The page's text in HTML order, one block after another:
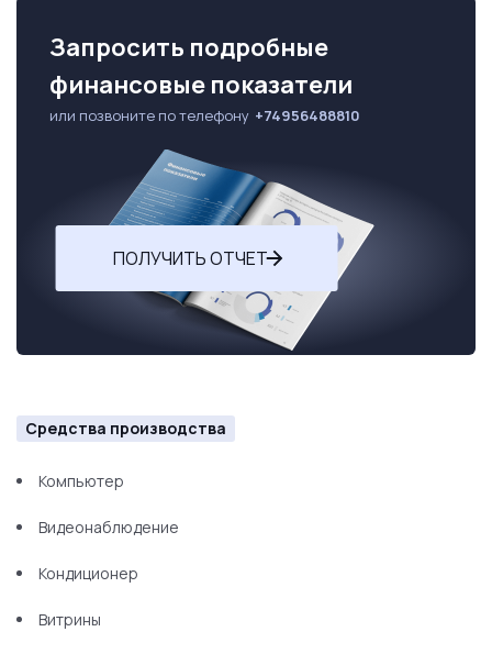
Запросить подробные
финансовые показатели
или позвоните по телефону +74956488810
ПОЛУЧИТЬ ОТЧЕТ
Средства производства
Компьютер
Видеонаблюдение
Кондиционер
Витрины